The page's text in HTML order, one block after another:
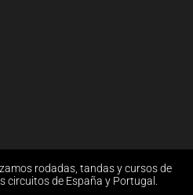
rodadas, tandas y cursos de
circuitos de España y Portugal.